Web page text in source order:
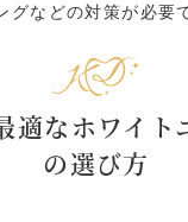
グなどの対策が必要
適なホワイト
の選び方